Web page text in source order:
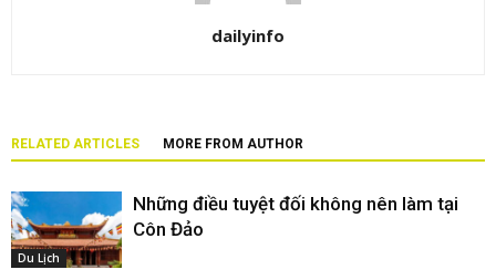
dailyinfo
RELATED ARTICLES MORE FROM AUTHOR
Du Lịch
Những điều tuyệt đối không nên làm tại
Côn Đảo